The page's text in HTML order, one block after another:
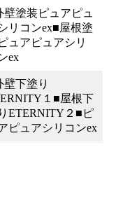
壁塗装ピュアピュ
リコンex■屋根塗
ュアピュアシリ
ex
壁下塗り
１■屋根下
ETERNITY２■ピ
ピュアシリコンex